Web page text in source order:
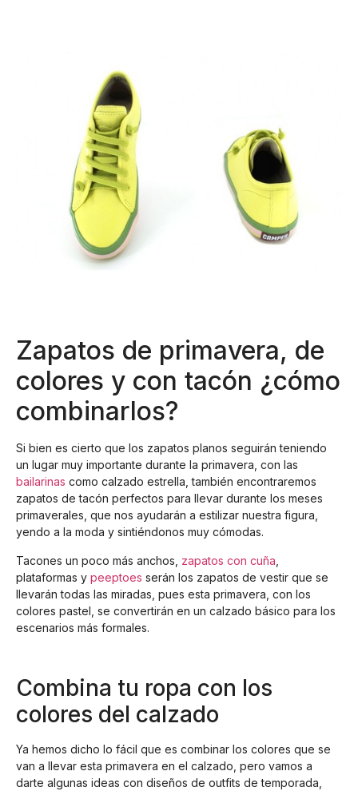
Zapatos de primavera, de
colores y con tacón ¿cómo
combinarlos?
Si bien es cierto que los zapatos planos seguirán teniendo
un lugar muy importante durante la primavera, con las
bailarinas como calzado estrella, también encontraremos
zapatos de tacón perfectos para llevar durante los meses
primaverales, que nos ayudarán a estilizar nuestra figura,
yendo a la moda y sintiéndonos muy cómodas.
Tacones un poco más anchos, zapatos con cuña
plataformas y peeptoes serán los zapatos de vestir que se
llevarán todas las miradas, pues esta primavera, con los
colores pastel, se convertirán en un calzado básico para los
escenarios más formales.
Combina tu ropa con los
colores del calzado
Ya hemos dicho lo fácil que es combinar los colores que se
van a llevar esta primavera en el calzado, pero vamos a
darte algunas ideas con diseños de outfits de temporada,